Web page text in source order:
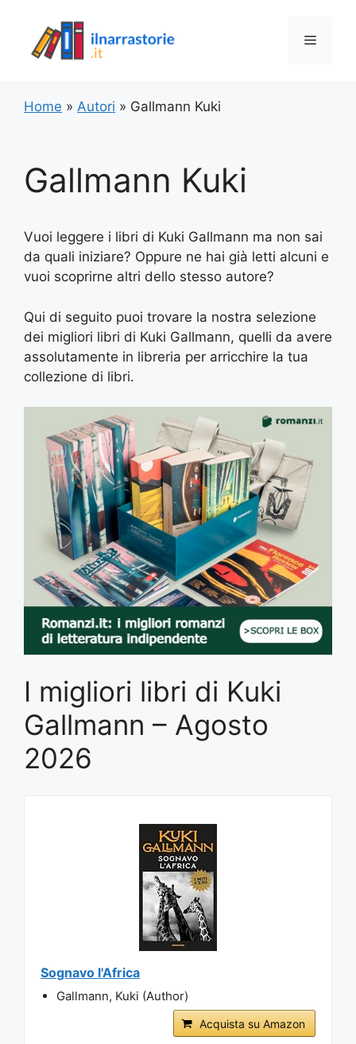
contenuto
Menu
Home » Autori » Gallmann Kuki
Gallmann Kuki
Vuoi leggere i libri di Kuki Gallmann ma non sai
da quali iniziare? Oppure ne hai già letti alcuni e
vuoi scoprirne altri dello stesso autore?
Qui di seguito puoi trovare la nostra selezione
dei migliori libri di Kuki Gallmann, quelli da avere
assolutamente in libreria per arricchire la tua
collezione di libri.
I migliori libri di Kuki
Gallmann – Agosto
2026
Sognavo l'Africa
Gallmann, Kuki (Author)
Acquista su Amazon